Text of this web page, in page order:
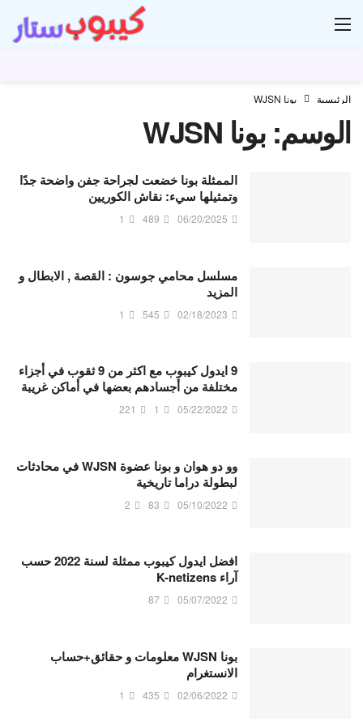
الرئيسية بونا WJSN
الوسم:بونا WJSN
الممثلة بونا خضعت لجراحة جفن واضحة جدًا
وتمثيلها سيء: نقاش الكوريين
06/20/2025
489
1
مسلسل محامي جوسون : القصة , الابطال و
المزيد
02/18/2023
545
1
9 ايدول كيبوب مع اكثر من 9 ثقوب في أجزاء
مختلفة من أجسادهم بعضها في أماكن غريبة
05/22/2022
1
221
وو دو هوان و بونا عضوة WJSN في محادثات
لبطولة دراما تاريخية
05/10/2022
83
2
افضل ايدول كيبوب ممثلة لسنة 2022 حسب
آراء K-netizens
05/07/2022
87
بونا WJSN معلومات و حقائق+حساب
الانستغرام
02/06/2022
435
1